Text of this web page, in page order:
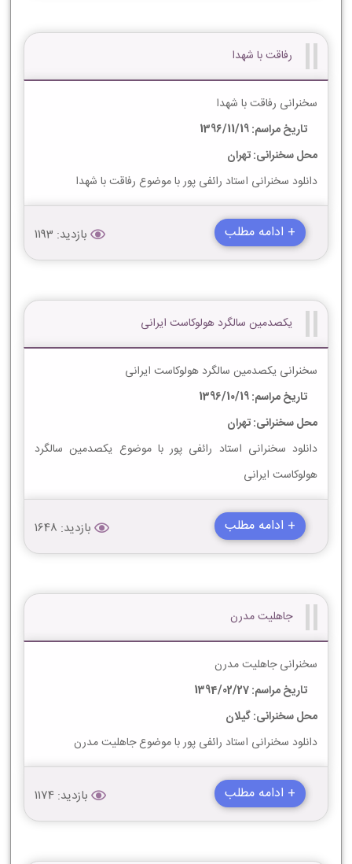
رفاقت با شهدا
سخنرانی رفاقت با شهدا
تاریخ مراسم: 1396/11/19
محل سخنرانی: تهران
دانلود سخنرانی استاد رائفی پور با موضوع رفاقت با شهدا
+ ادامه مطلب بازدید: 1193
یکصدمین سالگرد هولوکاست ایرانی
سخنرانی یکصدمین سالگرد هولوکاست ایرانی
تاریخ مراسم: 1396/10/19
محل سخنرانی: تهران
دانلود سخنرانی استاد رائفی پور با موضوع یکصدمین سالگرد
هولوکاست ایرانی
+ ادامه مطلب بازدید: 1648
جاهلیت مدرن
سخنرانی جاهلیت مدرن
تاریخ مراسم: 1394/02/27
محل سخنرانی: گیلان
دانلود سخنرانی استاد رائفی پور با موضوع جاهلیت مدرن
+ ادامه مطلب بازدید: 1174